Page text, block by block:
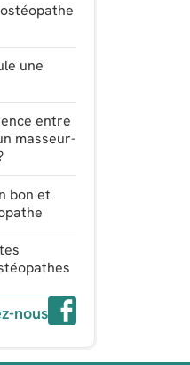
une
entre
masseur-
bon et
nous